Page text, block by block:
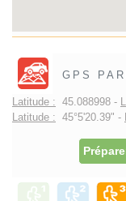
GPS
Latitude : 45.088998 -
Latitude : 45°5'20.39" -